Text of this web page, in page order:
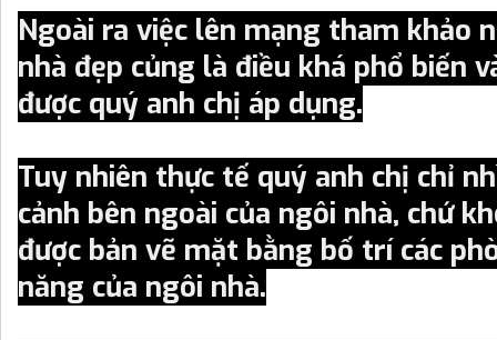
Ngoài ra việc lên mạng tham khảo
nhà đẹp củng là điều khá phổ biến
được quý anh chị áp dụng.
Tuy nhiên thực tế quý anh chị chỉ
cảnh bên ngoài của ngôi nhà, chứ
được bản vẽ mặt bằng bố trí các
năng của ngôi nhà.